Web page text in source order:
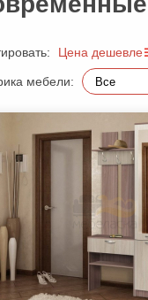
Цена дешевле
мебели: